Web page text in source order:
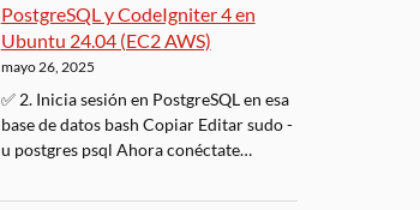
PostgreSQL y CodeIgniter 4 en
Ubuntu 24.04 (EC2 AWS)
mayo 26, 2025
✅ 2. Inicia sesión en PostgreSQL en esa
base de datos bash Copiar Editar sudo -
u postgres psql Ahora conéctate…